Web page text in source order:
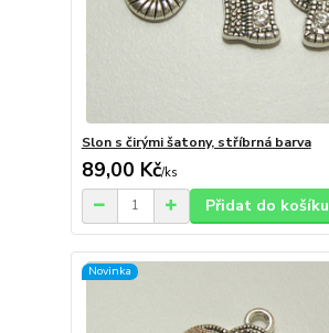
Slon s čirými šatony, stříbrná barva
89,00 Kč/ks
Přidat do košíku
Novinka